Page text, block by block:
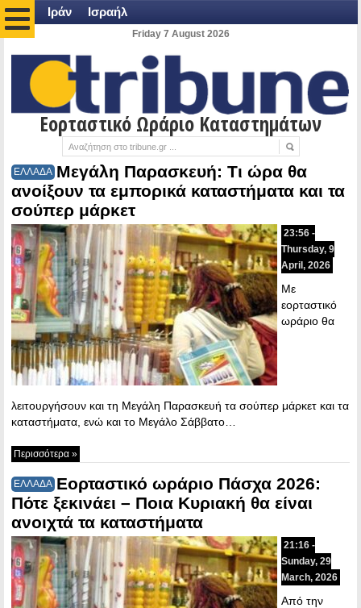
Ιράν Ισραήλ
Friday 7 August 2026
Εορταστικό Ωράριο Καταστημάτων
ΕΛΛΑΔΑ Μεγάλη Παρασκευή: Τι ώρα θα
ανοίξουν τα εμπορικά καταστήματα και τα
σούπερ μάρκετ
23:56 -
Thursday, 9
April, 2026
Με
εορταστικό
ωράριο θα
λειτουργήσουν και τη Μεγάλη Παρασκευή τα σούπερ μάρκετ και τα
καταστήματα, ενώ και το Μεγάλο Σάββατο…
Περισσότερα »
ΕΛΛΑΔΑ Εορταστικό ωράριο Πάσχα 2026:
Πότε ξεκινάει – Ποια Κυριακή θα είναι
ανοιχτά τα καταστήματα
21:16 -
Sunday, 29
March, 2026
Από την